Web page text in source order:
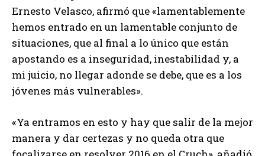
Ernesto Velasco, afirmó que «lamentablemente
hemos entrado en un lamentable conjunto de
situaciones, que al final a lo único que están
apostando es a inseguridad, inestabilidad y, a
mi juicio, no llegar adonde se debe, que es a los
jóvenes más vulnerables».
«Ya entramos en esto y hay que salir de la mejor
manera y dar certezas y no queda otra que